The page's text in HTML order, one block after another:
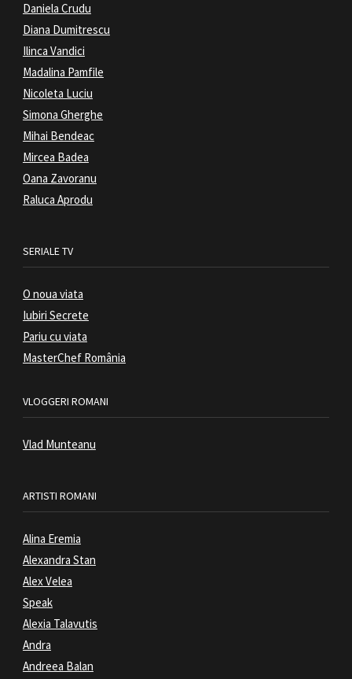
Daniela Crudu
Diana Dumitrescu
Ilinca Vandici
Madalina Pamfile
Nicoleta Luciu
Simona Gherghe
Mihai Bendeac
Mircea Badea
Oana Zavoranu
Raluca Aprodu
SERIALE TV
O noua viata
Iubiri Secrete
Pariu cu viata
MasterChef România
VLOGGERI ROMANI
Vlad Munteanu
ARTISTI ROMANI
Alina Eremia
Alexandra Stan
Alex Velea
Speak
Alexia Talavutis
Andra
Andreea Balan